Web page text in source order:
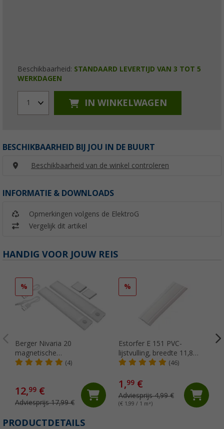
Beschikbaarheid: STANDAARD LEVERTIJD VAN 3 TOT 5
WERKDAGEN
1 IN WINKELWAGEN
BESCHIKBAARHEID BIJ JOU IN DE BUURT
Beschikbaarheid van de winkel controleren
INFORMATIE & DOWNLOADS
Opmerkingen volgens de ElektroG
Vergelijk dit artikel
HANDIG VOOR JOUW REIS
%
Berger Nivaria 20
magnetische
onderkastlamp met
(4)
12,99 €
Adviesprijs 17,99 €
%
Estorfer E 151 PVC-
lijstvulling, breedte 11,8
mm, per meter, wit
(46)
1,99€
Adviesprijs 4,99 €
(€ 1,99 / 1 m²)
PRODUCTDETAILS